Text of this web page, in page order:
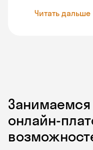
Читать дальше
онлайн-